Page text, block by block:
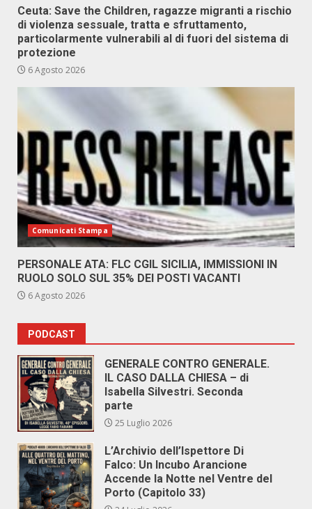
Ceuta: Save the Children, ragazze migranti a rischio
di violenza sessuale, tratta e sfruttamento,
particolarmente vulnerabili al di fuori del sistema di
protezione
6 Agosto 2026
Comunicati Stampa
PERSONALE ATA: FLC CGIL SICILIA, IMMISSIONI IN
RUOLO SOLO SUL 35% DEI POSTI VACANTI
6 Agosto 2026
PODCAST
GENERALE CONTRO GENERALE.
IL CASO DALLA CHIESA – di
Isabella Silvestri. Seconda
parte
25 Luglio 2026
L’Archivio dell’Ispettore Di
Falco: Un Incubo Arancione
Accende la Notte nel Ventre del
Porto (Capitolo 33)